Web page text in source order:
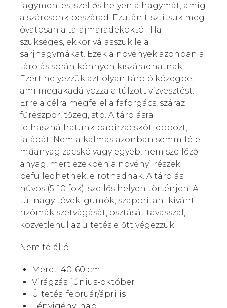
fagymentes, szellős helyen a hagymát, amíg
a szárcsonk beszárad. Ezután tisztítsuk meg
óvatosan a talajmaradékoktól. Ha
szükséges, ekkor válasszuk le a
sarjhagymákat. Ezek a növények azonban a
tárolás során könnyen kiszáradhatnak.
Ezért helyezzük azt olyan tároló közegbe,
ami megakadályozza a túlzott vízvesztést.
Erre a célra megfelel a faforgács, száraz
fűrészpor, tőzeg, stb. A tárolásra
felhasználhatunk papírzacskót, dobozt,
faládát. Nem alkalmas azonban semmiféle
műanyag zacskó vagy egyéb, nem szellőző
anyag, mert ezekben a növényi részek
befülledhetnek, elrothadnak. A tárolás
hűvös (5-10 fok), szellős helyen történjen. A
túl nagy tövek, gumók, szaporítani kívánt
rizómák szétvágását, osztását tavasszal,
közvetlenül az ültetés előtt végezzük.
Nem télálló.
Méret: 40-60 cm
Virágzás: június-október
Ültetés: február/április